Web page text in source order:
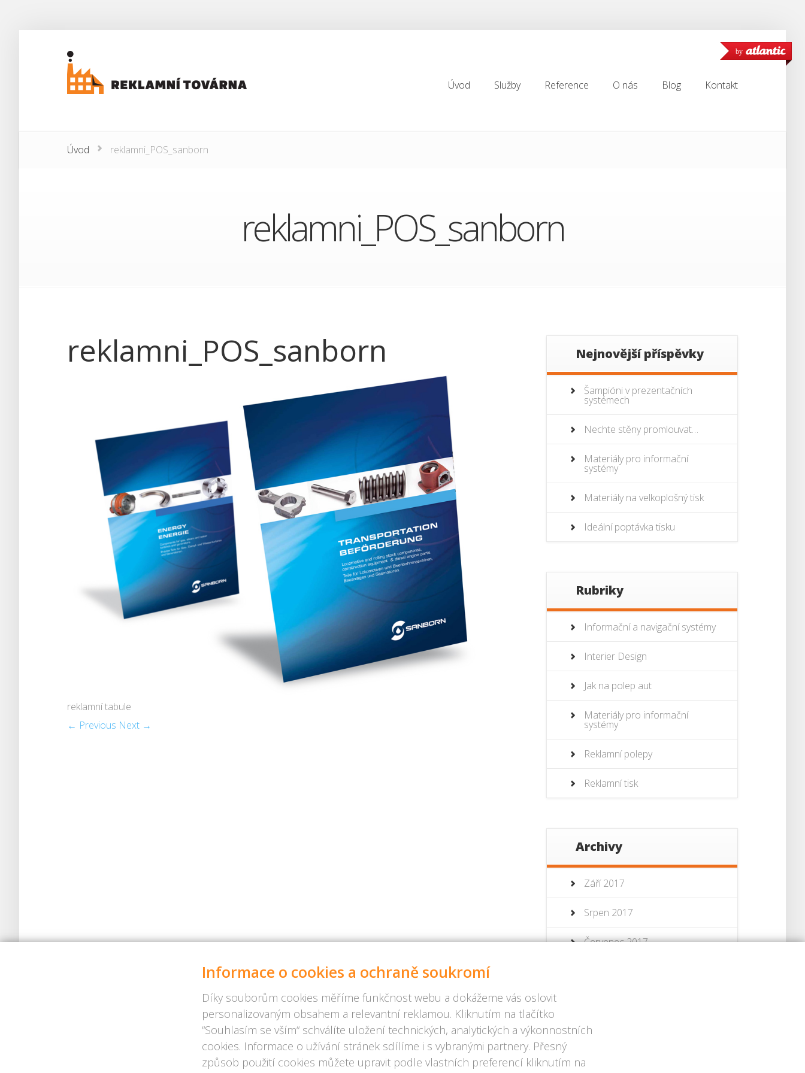
by
Úvod
Služby
Reference
O nás
Blog
Kontakt
Úvod reklamni_POS_sanborn
reklamni_POS_sanborn
reklamni_POS_sanborn
reklamní tabule
← Previous Next →
Nejnovější příspěvky
Šampióni v prezentačních
systémech
Nechte stěny promlouvat…
Materiály pro informační
systémy
Materiály na velkoplošný tisk
Ideální poptávka tisku
Rubriky
Informační a navigační systémy
Interier Design
Jak na polep aut
Materiály pro informační
systémy
Reklamní polepy
Reklamní tisk
Archivy
Září 2017
Srpen 2017
Červenec 2017
Informace o cookies a ochraně soukromí
Díky souborům cookies měříme funkčnost webu a dokážeme vás oslovit
personalizovaným obsahem a relevantní reklamou. Kliknutím na tlačítko
“Souhlasím se vším“ schválíte uložení technických, analytických a výkonnostních
cookies. Informace o užívání stránek sdílíme i s vybranými partnery. Přesný
způsob použití cookies můžete upravit podle vlastních preferencí kliknutím na